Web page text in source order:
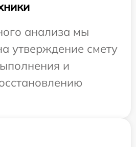
анализа мы
утверждение смету
и